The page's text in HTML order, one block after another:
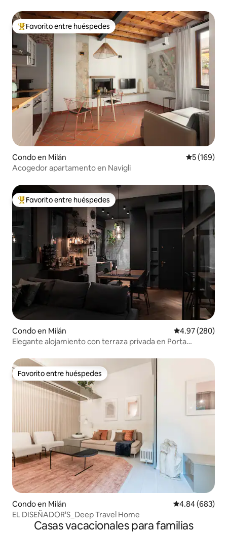
Favorito entre huéspedes preferido
Favorito entre huéspedes
Condo en Milán
5 (169)
Acogedor apartamento en Navigli
Favorito entre huéspedes preferido
Favorito entre huéspedes
Condo en Milán Calificación
4.97 (280)
Elegante alojamiento con terraza privada en Porta
Favorito entre huéspedes
Favorito entre huéspedes
Condo en Milán Calificación
4.84 (683)
EL DISEÑADOR'S_Deep Travel Home
Casas vacacionales para familias